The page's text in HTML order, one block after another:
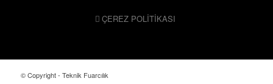
ÇEREZ POLİTİKASI
© Copyright - Teknik Fuarcılık